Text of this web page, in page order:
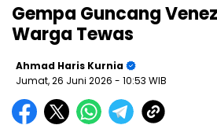
Gempa Guncang
Warga Tewas
Ahmad Haris Kurnia
Jumat, 26 Juni 2026 - 10:53 WIB